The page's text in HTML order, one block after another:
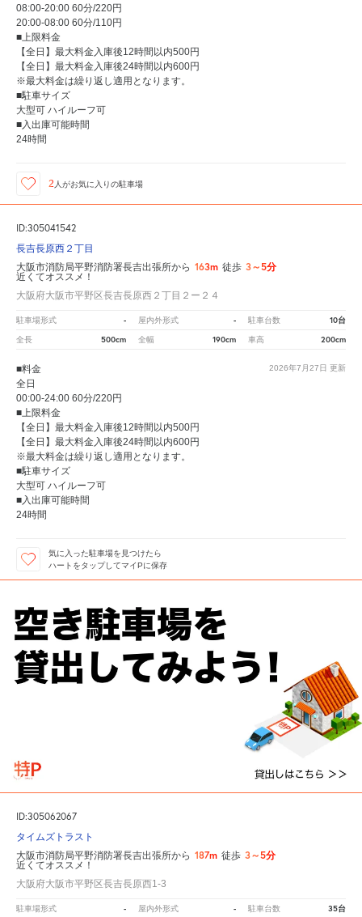
08:00-20:00 60分/220円
20:00-08:00 60分/110円
■上限料金
【全日】最大料金入庫後12時間以内500円
【全日】最大料金入庫後24時間以内600円
※最大料金は繰り返し適用となります。
■駐車サイズ
大型可 ハイルーフ可
■入出庫可能時間
24時間
2 人がお気に入りの駐車場
ID:305041542
長吉長原西２丁目
大阪市消防局平野消防署長吉出張所から 163m 徒歩 3～5分
近くてオススメ！
大阪府大阪市平野区長吉長原西２丁目２ー２４
駐車場形式 - 屋内外形式 - 駐車台数 10台
全長 500cm 全幅 190cm 車高 200cm
2026年7月27日 更新
■料金
全日
00:00-24:00 60分/220円
■上限料金
【全日】最大料金入庫後12時間以内500円
【全日】最大料金入庫後24時間以内600円
※最大料金は繰り返し適用となります。
■駐車サイズ
大型可 ハイルーフ可
■入出庫可能時間
24時間
気に入った駐車場を見つけたら
ハートをタップしてマイPに保存
ID:305062067
タイムズトラスト
大阪市消防局平野消防署長吉出張所から 187m 徒歩 3～5分
近くてオススメ！
大阪府大阪市平野区長吉長原西1-3
駐車場形式 - 屋内外形式 - 駐車台数 35台